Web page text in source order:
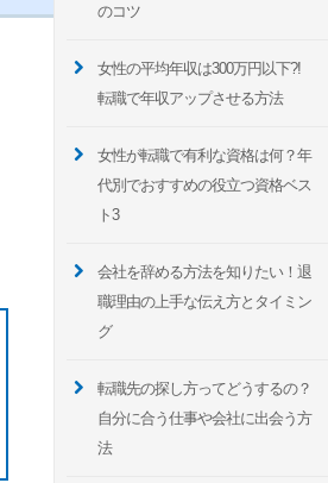
のコツ
女性の平均年収は300万円以下?!
転職で年収アップさせる方法
女性が転職で有利な資格は何？年
代別でおすすめの役立つ資格ベス
ト3
会社を辞める方法を知りたい！退
職理由の上手な伝え方とタイミン
グ
転職先の探し方ってどうするの？
自分に合う仕事や会社に出会う方
法